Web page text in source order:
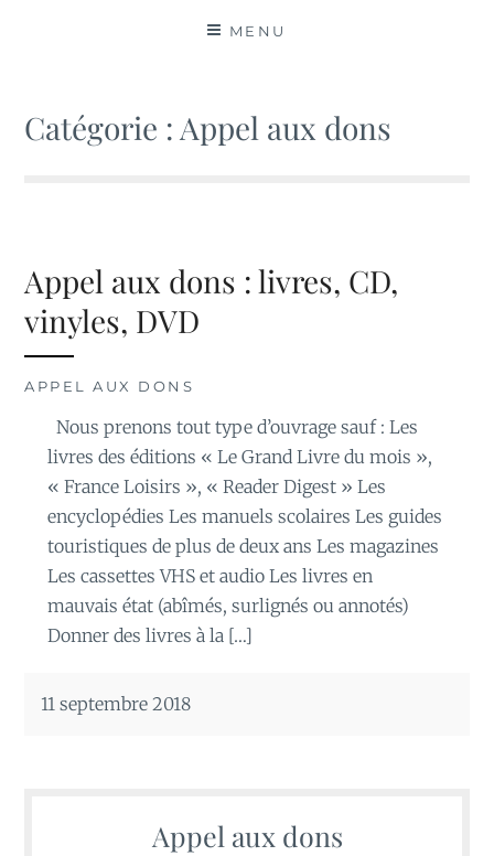
MENU
Catégorie : Appel aux dons
Appel aux dons : livres, CD,
vinyles, DVD
APPEL AUX DONS
Nous prenons tout type d’ouvrage sauf : Les
livres des éditions « Le Grand Livre du mois »,
« France Loisirs », « Reader Digest » Les
encyclopédies Les manuels scolaires Les guides
touristiques de plus de deux ans Les magazines
Les cassettes VHS et audio Les livres en
mauvais état (abîmés, surlignés ou annotés)
Donner des livres à la […]
11 septembre 2018
Appel aux dons